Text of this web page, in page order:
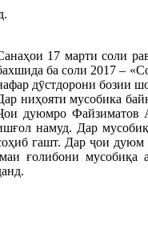
17 марти соли
ба соли 2017 –
дӯстдорони бозии
ниҳояти мусобика
дуюмро Файзиматов
намуд. Дар
гашт. Дар ҷои дуюм
ғолибони